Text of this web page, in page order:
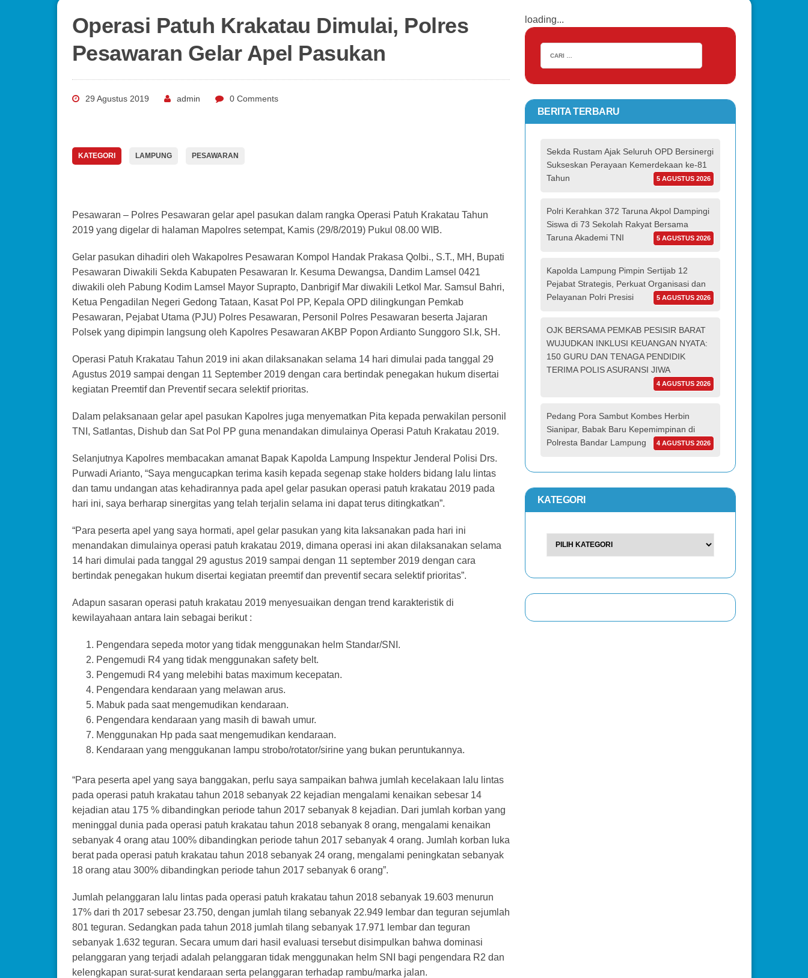
Operasi Patuh Krakatau Dimulai, Polres
Pesawaran Gelar Apel Pasukan
29 Agustus 2019 admin 0 Comments
KATEGORI LAMPUNG PESAWARAN
Pesawaran – Polres Pesawaran gelar apel pasukan dalam rangka Operasi Patuh Krakatau Tahun
2019 yang digelar di halaman Mapolres setempat, Kamis (29/8/2019) Pukul 08.00 WIB.
Gelar pasukan dihadiri oleh Wakapolres Pesawaran Kompol Handak Prakasa Qolbi., S.T., MH, Bupati
Pesawaran Diwakili Sekda Kabupaten Pesawaran Ir. Kesuma Dewangsa, Dandim Lamsel 0421
diwakili oleh Pabung Kodim Lamsel Mayor Suprapto, Danbrigif Mar diwakili Letkol Mar. Samsul Bahri,
Ketua Pengadilan Negeri Gedong Tataan, Kasat Pol PP, Kepala OPD dilingkungan Pemkab
Pesawaran, Pejabat Utama (PJU) Polres Pesawaran, Personil Polres Pesawaran beserta Jajaran
Polsek yang dipimpin langsung oleh Kapolres Pesawaran AKBP Popon Ardianto Sunggoro SI.k, SH.
Operasi Patuh Krakatau Tahun 2019 ini akan dilaksanakan selama 14 hari dimulai pada tanggal 29
Agustus 2019 sampai dengan 11 September 2019 dengan cara bertindak penegakan hukum disertai
kegiatan Preemtif dan Preventif secara selektif prioritas.
Dalam pelaksanaan gelar apel pasukan Kapolres juga menyematkan Pita kepada perwakilan personil
TNI, Satlantas, Dishub dan Sat Pol PP guna menandakan dimulainya Operasi Patuh Krakatau 2019.
Selanjutnya Kapolres membacakan amanat Bapak Kapolda Lampung Inspektur Jenderal Polisi Drs.
Purwadi Arianto, “Saya mengucapkan terima kasih kepada segenap stake holders bidang lalu lintas
dan tamu undangan atas kehadirannya pada apel gelar pasukan operasi patuh krakatau 2019 pada
hari ini, saya berharap sinergitas yang telah terjalin selama ini dapat terus ditingkatkan”.
“Para peserta apel yang saya hormati, apel gelar pasukan yang kita laksanakan pada hari ini
menandakan dimulainya operasi patuh krakatau 2019, dimana operasi ini akan dilaksanakan selama
14 hari dimulai pada tanggal 29 agustus 2019 sampai dengan 11 september 2019 dengan cara
bertindak penegakan hukum disertai kegiatan preemtif dan preventif secara selektif prioritas”.
Adapun sasaran operasi patuh krakatau 2019 menyesuaikan dengan trend karakteristik di
kewilayahaan antara lain sebagai berikut :
Pengendara sepeda motor yang tidak menggunakan helm Standar/SNI.
Pengemudi R4 yang tidak menggunakan safety belt.
Pengemudi R4 yang melebihi batas maximum kecepatan.
Pengendara kendaraan yang melawan arus.
Mabuk pada saat mengemudikan kendaraan.
Pengendara kendaraan yang masih di bawah umur.
Menggunakan Hp pada saat mengemudikan kendaraan.
Kendaraan yang menggukanan lampu strobo/rotator/sirine yang bukan peruntukannya.
“Para peserta apel yang saya banggakan, perlu saya sampaikan bahwa jumlah kecelakaan lalu lintas
pada operasi patuh krakatau tahun 2018 sebanyak 22 kejadian mengalami kenaikan sebesar 14
kejadian atau 175 % dibandingkan periode tahun 2017 sebanyak 8 kejadian. Dari jumlah korban yang
meninggal dunia pada operasi patuh krakatau tahun 2018 sebanyak 8 orang, mengalami kenaikan
sebanyak 4 orang atau 100% dibandingkan periode tahun 2017 sebanyak 4 orang. Jumlah korban luka
berat pada operasi patuh krakatau tahun 2018 sebanyak 24 orang, mengalami peningkatan sebanyak
18 orang atau 300% dibandingkan periode tahun 2017 sebanyak 6 orang”.
Jumlah pelanggaran lalu lintas pada operasi patuh krakatau tahun 2018 sebanyak 19.603 menurun
17% dari th 2017 sebesar 23.750, dengan jumlah tilang sebanyak 22.949 lembar dan teguran sejumlah
801 teguran. Sedangkan pada tahun 2018 jumlah tilang sebanyak 17.971 lembar dan teguran
sebanyak 1.632 teguran. Secara umum dari hasil evaluasi tersebut disimpulkan bahwa dominasi
pelanggaran yang terjadi adalah pelanggaran tidak menggunakan helm SNI bagi pengendara R2 dan
kelengkapan surat-surat kendaraan serta pelanggaran terhadap rambu/marka jalan.
loading...
BERITA TERBARU
Sekda Rustam Ajak Seluruh OPD Bersinergi
Sukseskan Perayaan Kemerdekaan ke-81
Tahun
5 AGUSTUS 2026
Polri Kerahkan 372 Taruna Akpol Dampingi
Siswa di 73 Sekolah Rakyat Bersama
Taruna Akademi TNI
5 AGUSTUS 2026
Kapolda Lampung Pimpin Sertijab 12
Pejabat Strategis, Perkuat Organisasi dan
Pelayanan Polri Presisi
5 AGUSTUS 2026
OJK BERSAMA PEMKAB PESISIR BARAT
WUJUDKAN INKLUSI KEUANGAN NYATA:
150 GURU DAN TENAGA PENDIDIK
TERIMA POLIS ASURANSI JIWA
4 AGUSTUS 2026
Pedang Pora Sambut Kombes Herbin
Sianipar, Babak Baru Kepemimpinan di
Polresta Bandar Lampung
4 AGUSTUS 2026
KATEGORI